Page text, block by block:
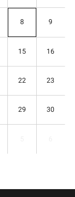
8 9
15 16
22 23
29 30